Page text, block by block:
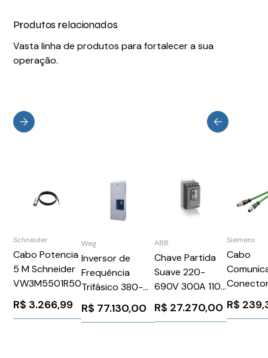
Produtos relacionados
Vasta linha de produtos para fortalecer a sua
operação.
Schneider
Cabo Potencia
5 M Schneider
VW3M5501R50
R$ 3.266,99
Weg
Inversor de
Frequência
Trifásico 380-
480V 242A
150CV RFI
R$ 77.130,00
ABB
Chave Partida
Suave 220-
690V 300A 110-
220V
PSTX30069070
R$ 27.270,00
Siemens
Cabo
180
0,30M
R$